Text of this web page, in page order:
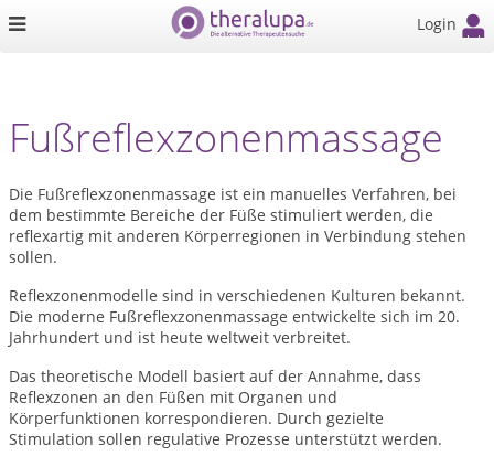
Login
Fußreflexzonenmassage
Die Fußreflexzonenmassage ist ein manuelles Verfahren, bei
dem bestimmte Bereiche der Füße stimuliert werden, die
reflexartig mit anderen Körperregionen in Verbindung stehen
sollen.
Reflexzonenmodelle sind in verschiedenen Kulturen bekannt.
Die moderne Fußreflexzonenmassage entwickelte sich im 20.
Jahrhundert und ist heute weltweit verbreitet.
Das theoretische Modell basiert auf der Annahme, dass
Reflexzonen an den Füßen mit Organen und
Körperfunktionen korrespondieren. Durch gezielte
Stimulation sollen regulative Prozesse unterstützt werden.